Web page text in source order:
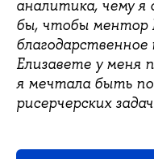
аналитика, чему я
бы, чтобы ментор
Елизавете у меня
я мечтала быть
рисерчерских